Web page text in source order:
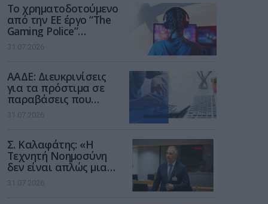
Το χρηματοδοτούμενο
από την ΕΕ έργο “The
Gaming Police”
ενισχύει την ασφάλεια
των παιδιών στο
31.07.2026
ΑΑΔΕ: Διευκρινίσεις
για τα πρόστιμα σε
παραβάσεις που
αφορούν τους ΦΗΜ
31.07.2026
Σ. Καλαφάτης: «Η
Τεχνητή Νοημοσύνη
δεν είναι απλώς μια
νέα τεχνολογία, είναι
μια νέα βιομηχανική
31.07.2026